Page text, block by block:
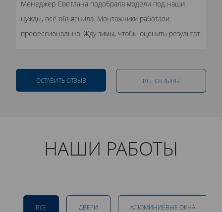
Менеджер Светлана подобрала модели под наши
нужды, всё объяснила. Монтажники работали
профессионально. Жду зимы, чтобы оценить результат.
ОСТАВИТЬ ОТЗЫВ ВСЕ ОТЗЫВЫ
НАШИ РАБОТЫ
ВСЕ ДВЕРИ АЛЮМИНИЕВЫЕ ОКНА